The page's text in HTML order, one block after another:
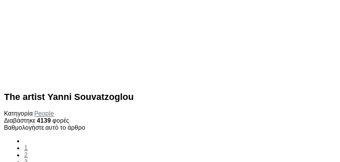
The artist Yanni Souvatzoglou
Κατηγορία People
Διαβάστηκε 4139 φορές
Βαθμολογήστε αυτό το άρθρο
1
2